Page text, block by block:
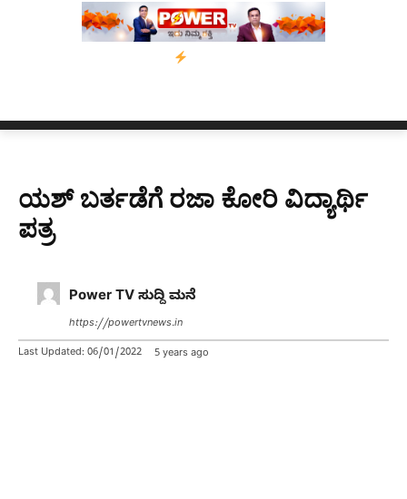
ನ್ಯೂಸ್ ಕಾರ್ಪ್‌ಗೆ ಎಐಯಿಂದ ಸಂಕಷ್ಟ: ಆಸ್ಟ್ರೇಲಿಯಾದಲ್ಲಿ
ಯಶ್ ಬರ್ತಡೆಗೆ ರಜಾ ಕೋರಿ ವಿದ್ಯಾರ್ಥಿ
ಪತ್ರ
Power TV ಸುದ್ದಿ ಮನೆ
https://powertvnews.in
Last Updated: 06/01/2022 5 years ago